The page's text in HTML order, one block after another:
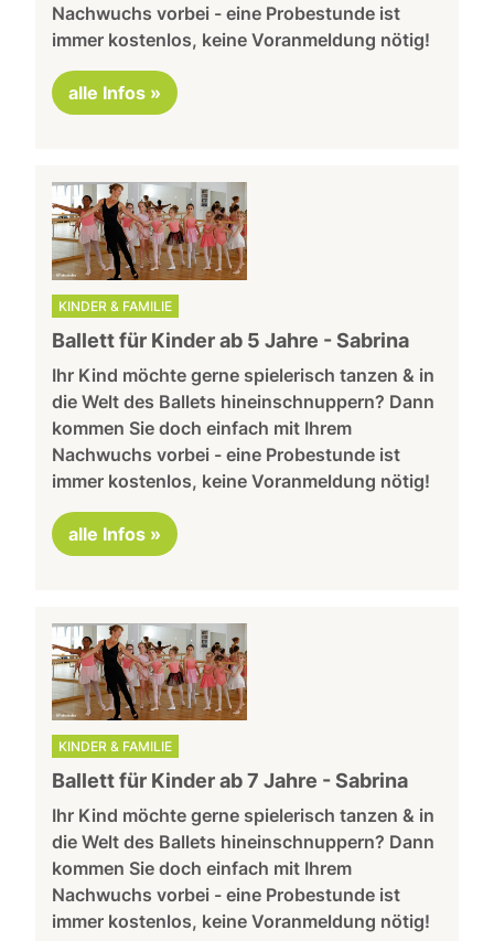
Nachwuchs vorbei - eine Probestunde ist
immer kostenlos, keine Voranmeldung nötig!
alle Infos »
KINDER & FAMILIE
Ballett für Kinder ab 5 Jahre - Sabrina
Ihr Kind möchte gerne spielerisch tanzen & in
die Welt des Ballets hineinschnuppern? Dann
kommen Sie doch einfach mit Ihrem
Nachwuchs vorbei - eine Probestunde ist
immer kostenlos, keine Voranmeldung nötig!
alle Infos »
KINDER & FAMILIE
Ballett für Kinder ab 7 Jahre - Sabrina
Ihr Kind möchte gerne spielerisch tanzen & in
die Welt des Ballets hineinschnuppern? Dann
kommen Sie doch einfach mit Ihrem
Nachwuchs vorbei - eine Probestunde ist
immer kostenlos, keine Voranmeldung nötig!